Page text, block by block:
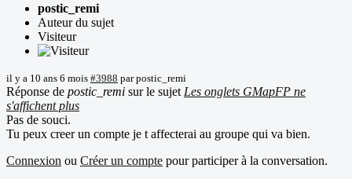
postic_remi
Auteur du sujet
Visiteur
il y a 10 ans 6 mois #3988 parpostic_remi
Réponse de postic_remi sur le sujet Les onglets GMapFP ne
s'affichent plus
Pas de souci.
Tu peux creer un compte je t affecterai au groupe qui va bien.
Connexion ou Créer un compte pour participer à la conversation.